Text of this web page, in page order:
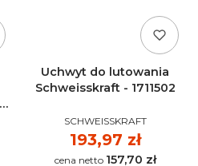
Uchwyt do lutowania
Schweisskraft - 1711502
PRODUCENT
SCHWEISSKRAFT
Cena
193,97 zł
Cena 157,70 zł